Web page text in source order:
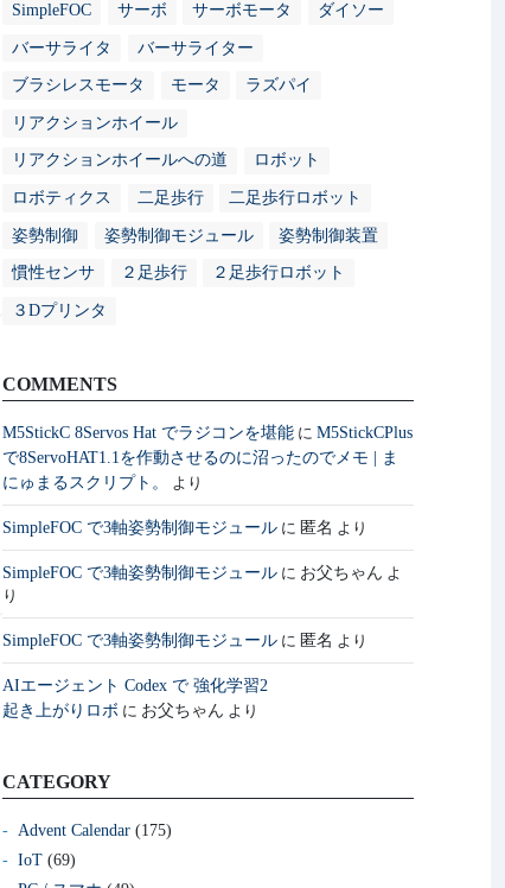
SimpleFOC サーボ サーボモータ ダイソー
バーサライタ バーサライター
ブラシレスモータ モータ ラズパイ
リアクションホイール
リアクションホイールへの道 ロボット
ロボティクス 二足歩行 二足歩行ロボット
姿勢制御 姿勢制御モジュール 姿勢制御装置
慣性センサ ２足歩行 ２足歩行ロボット
３Dプリンタ
COMMENTS
M5StickC 8Servos Hat でラジコンを堪能 に M5StickCPlus
で8ServoHAT1.1を作動させるのに沼ったのでメモ | ま
にゅまるスクリプト。
より
SimpleFOC で3軸姿勢制御モジュール に 匿名 より
SimpleFOC で3軸姿勢制御モジュール に お父ちゃん よ
り
SimpleFOC で3軸姿勢制御モジュール に 匿名 より
AIエージェント Codex で 強化学習2
起き上がりロボ に お父ちゃん より
CATEGORY
Advent Calendar (175)
IoT (69)